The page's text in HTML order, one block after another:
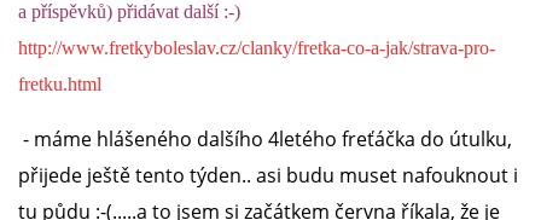
JAK FRETKA BYDLÍ
a příspěvků) přidávat další :-)
http://www.fretkyboleslav.cz/clanky/fretka-co-a-jak/strava-pro-
fretku.html
- máme hlášeného dalšího 4letého freťáčka do útulku,
přijede ještě tento týden.. asi budu muset nafouknout i
tu půdu :-(.....a to jsem si začátkem června říkala, že je